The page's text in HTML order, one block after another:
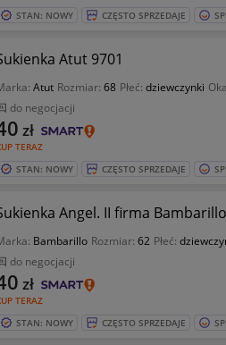
STAN: NOWY CZĘSTO SPRZEDAJE
Atut 9701
Atut Rozmiar: 68 Płeć: dziewczynki
do negocjacji
TERAZ
zł
STAN: NOWY CZĘSTO SPRZEDAJE
Angel. II firma Bambarillo
Bambarillo Rozmiar: 62 Płeć:
do negocjacji
TERAZ
zł
STAN: NOWY CZĘSTO SPRZEDAJE